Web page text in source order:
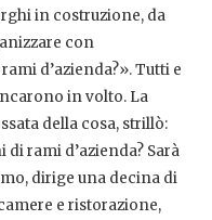
in costruzione, da
con
d’azienda?». Tutti e
in volto. La
della cosa, strillò:
rami d’azienda? Sarà
dirige una decina di
e ristorazione,